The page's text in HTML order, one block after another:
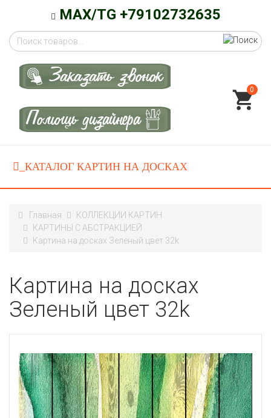
MAX/TG +79102732635
0
Главная
КОЛЛЕКЦИИ КАРТИН
КАРТИНЫ С АБСТРАКЦИЕЙ
Картина на досках Зеленый цвет 32k
Картина на досках
Зеленый цвет 32k